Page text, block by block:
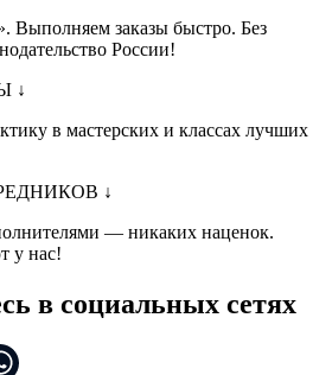
Выполняем заказы быстро. Без
России!
↓
в мастерских и классах лучших
↓
— никаких наценок.
у нас!
в социальных сетях